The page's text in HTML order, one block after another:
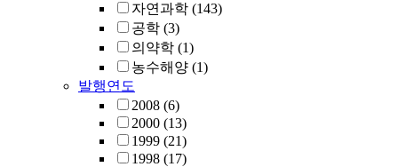
자연과학 (143)
공학 (3)
의약학 (1)
농수해양 (1)
발행연도
2008 (6)
2000 (13)
1999 (21)
1998 (17)